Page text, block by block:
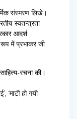
संस्मरण लिखे।
स्वतन्त्रता
आदर्श
में प्रभाकर जी
रचना की।
‘माटी हो गयी